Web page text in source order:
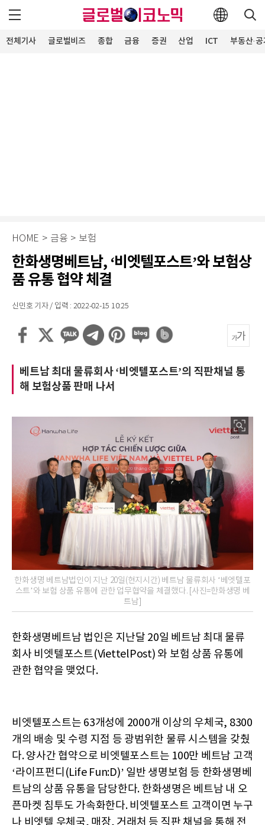
전체기사 글로벌비즈 종합 금융 증권 산업 ICT 부동산·
HOME > 금융 > 보험
한화생명베트남, ‘비엣텔포스트’와 보험상
품 유통 협약 체결
신민호 기자 / 입력 : 2022-02-15 10:25
베트남 최대 물류회사 ‘비엣텔포스트’의 직판채널 통
해 보험상품 판매 나서
한화생명 베트남법인이 지난 20일(현지시간) 베트남 물류회사 ‘베엣텔포
스트’와 보험 상품 유통에 관한 업무협약을 체결했다. [사진=한화생명 베
트남]
한화생명베트남 법인은 지난달 20일 베트남 최대 물류
회사 비엣텔포스트(ViettelPost) 와 보험 상품 유통에
관한 협약을 맺었다.
비엣텔포스트는 63개성에 2000개 이상의 우체국, 8300
개의 배송 및 수령 지점 등 광범위한 물류 시스템을 갖췄
다. 양사간 협약으로 비엣텔포스트는 100만 베트남 고객
‘라이프펀디(Life Fun:D)’ 일반 생명보험 등 한화생명베
트남의 상품 유통을 담당한다. 한화생명은 베트남 내 오
픈마켓 침투도 가속화한다. 비엣텔포스트 고객이면 누구
나 비엣텔 우체국, 매장, 거래처 등 직판 채널을 통해 전